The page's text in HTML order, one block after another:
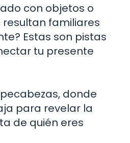
con objetos o
familiares
Estas son pistas
tu presente
donde
para revelar la
de quién eres